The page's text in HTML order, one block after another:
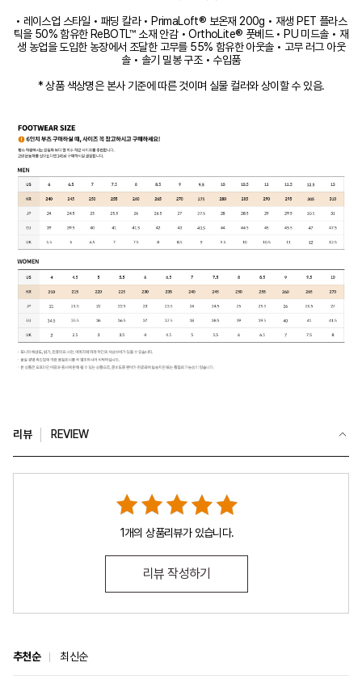
• 레이스업 스타일 • 패딩 칼라 • PrimaLoft® 보온재 200g • 재생 PET 플라스
틱을 50% 함유한 ReBOTL™ 소재 안감 • OrthoLite® 풋베드 • PU 미드솔 • 재
생 농업을 도입한 농장에서 조달한 고무를 55% 함유한 아웃솔 • 고무 러그 아웃
솔 • 솔기 밀봉 구조 • 수입품
* 상품 색상명은 본사 기준에 따른 것이며 실물 컬러와 상이할 수 있음.
리뷰 REVIEW
1개의 상품리뷰가 있습니다.
리뷰 작성하기
추천순 최신순